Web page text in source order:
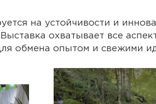
на устойчивости и
охватывает все
обмена опытом и свежими